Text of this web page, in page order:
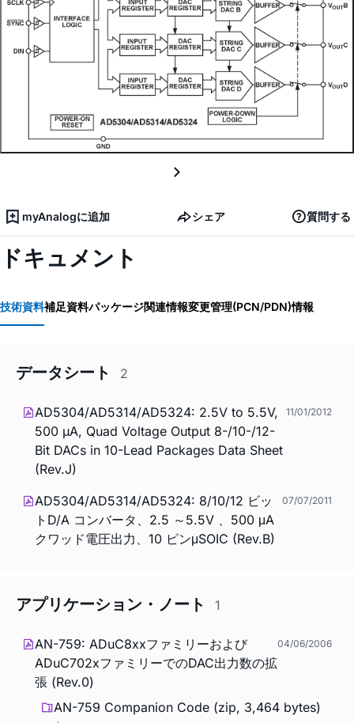
myAnalogに追加 シェア 質問する
ドキュメント
技術資料補足資料パッケージ関連情報変更管理(PCN/PDN)情報
データシート 2
AD5304/AD5314/AD5324: 2.5V to 5.5V,
500 µA, Quad Voltage Output 8-/10-/12-
Bit DACs in 10-Lead Packages Data Sheet
(Rev.J)
11/01/2012
AD5304/AD5314/AD5324: 8/10/12 ビッ
トD/A コンバータ、2.5 ～5.5V 、500 μA
クワッド電圧出力、10 ピンμSOIC (Rev.B)
07/07/2011
アプリケーション・ノート 1
AN-759: ADuC8xxファミリーおよび
ADuC702xファミリーでのDAC出力数の拡
張 (Rev.0)
04/06/2006
AN-759 Companion Code (zip, 3,464 bytes)